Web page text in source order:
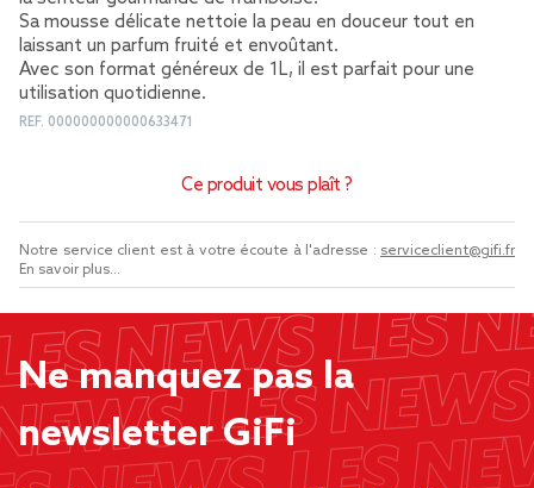
Sa mousse délicate nettoie la peau en douceur tout en
laissant un parfum fruité et envoûtant.
Avec son format généreux de 1L, il est parfait pour une
utilisation quotidienne.
REF. 000000000000633471
Ce produit vous plaît ?
Notre service client est à votre écoute à l'adresse : serviceclient@gifi.fr
En savoir plus...
Ne manquez pas la
newsletter GiFi